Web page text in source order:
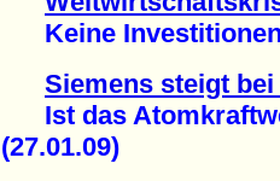
Keine Investitionen
Siemens steigt
Ist das
(27.01.09)